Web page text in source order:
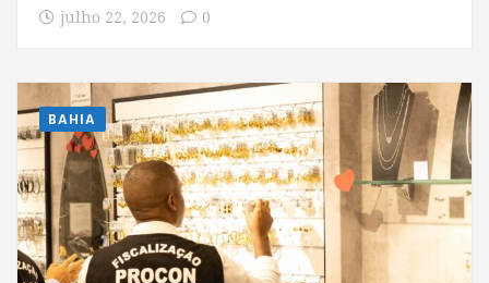
julho 22, 2026 0
BAHIA